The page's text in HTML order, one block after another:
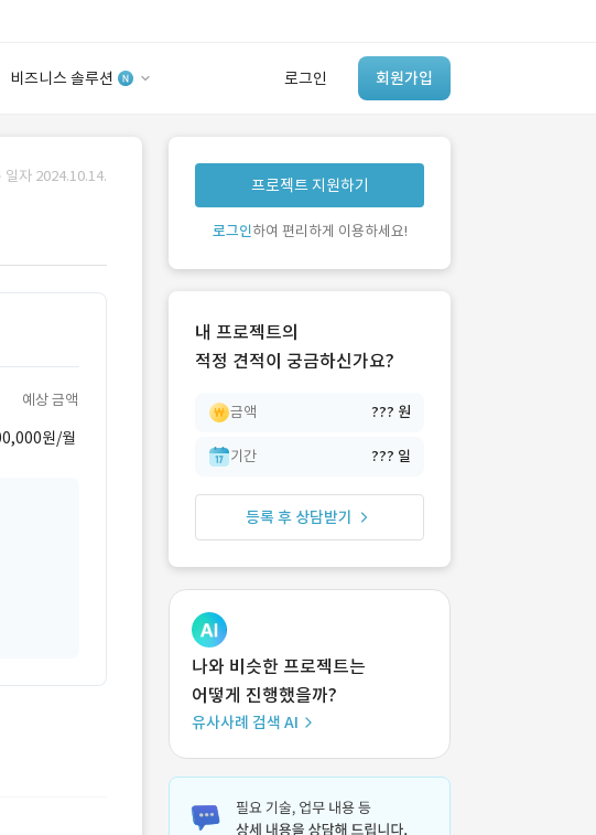
비즈니스 솔루션 로그인 회원가입
안심 코드 케어
유사사례 검색 AI
‘이런 거’ 만들어본
개발 회사 있어?
일자 2024.10.14.
예상 금액
원/월
프로젝트 지원하기
로그인하여 편리하게 이용하세요!
내 프로젝트의
적정 견적이 궁금하신가요?
금액 ??? 원
기간 ??? 일
등록 후 상담받기
나와 비슷한 프로젝트는
어떻게 진행했을까?
유사사례 검색 AI